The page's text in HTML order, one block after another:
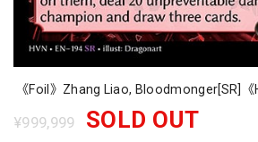
《Foil》Zhang Liao, Bloodmonger[SR]《
¥999,999 SOLD OUT